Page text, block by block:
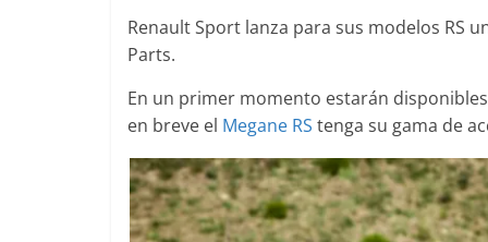
Renault Sport lanza para sus modelos RS
Parts.
En un primer momento estarán
en breve el Megane RS tenga su gama de
Clásicos
Clase S
años de
Mercedes-
31 de enero de